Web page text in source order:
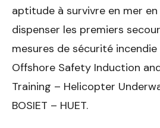
aptitude à survivre en mer en
dispenser les premiers
mesures de sécurité incendie
Offshore Safety Induction
Training – Helicopter
BOSIET – HUET.